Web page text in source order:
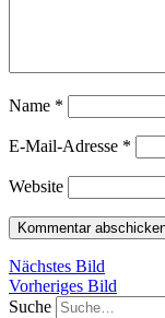
Name *
E-Mail-Adresse *
Website
Nächstes Bild
Vorheriges Bild
Suche